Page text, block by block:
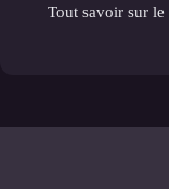
Tout savoir sur